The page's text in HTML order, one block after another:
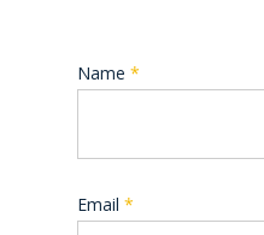
Name *
Email *